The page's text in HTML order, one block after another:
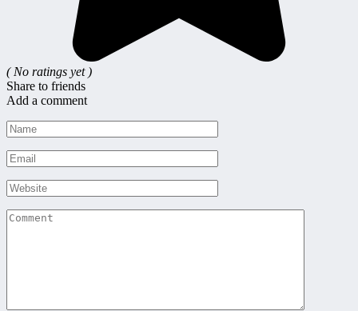
( No ratings yet )
Share to friends
Add a comment
Name
*
Email
*
Website
Comment